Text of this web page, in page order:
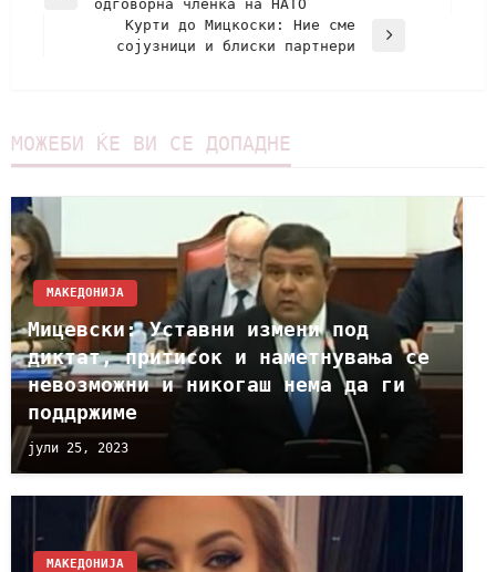
одговорна членка на НАТО
Курти до Мицкоски: Ние сме
сојузници и блиски партнери
МОЖЕБИ ЌЕ ВИ СЕ ДОПАДНЕ
МАКЕДОНИЈА
Мицевски: Уставни измени под
диктат, притисок и наметнувања се
невозможни и никогаш нема да ги
поддржиме
јули 25, 2023
МАКЕДОНИЈА